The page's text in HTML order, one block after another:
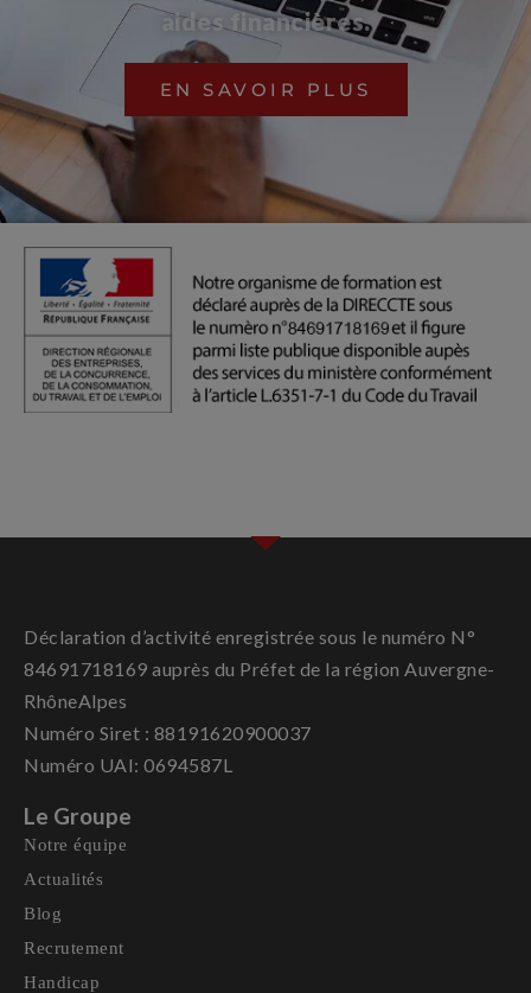
aides financières.
EN SAVOIR PLUS
Déclaration d’activité enregistrée sous le numéro N°
84691718169 auprès du Préfet de la région Auvergne-
RhôneAlpes
Numéro Siret : 88191620900037
Numéro UAI: 0694587L
Le Groupe
Notre équipe
Actualités
Blog
Recrutement
Handicap